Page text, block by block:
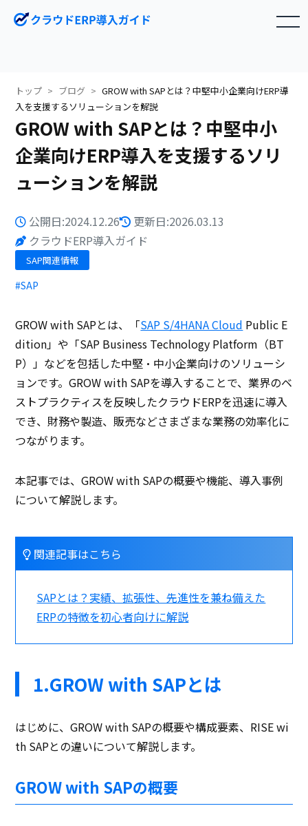
toggle navigation
トップ ブログ
GROW with SAPとは？中堅中小企業向けERP導
入を支援するソリューションを解説
GROW with SAPとは？中堅中小
企業向けERP導入を支援するソリ
ューションを解説
SAP関連情報
公開日:2024.12.26
更新日:2026.03.13
クラウドERP導入ガイド
#SAP
GROW with SAPとは、「SAP S/4HANA Cloud Public E
dition」や「SAP Business Technology Platform（BT
P）」などを包括した中堅・中小企業向けのソリューシ
ョンです。GROW with SAPを導入することで、業界のベ
ストプラクティスを反映したクラウドERPを迅速に導入
でき、財務や製造、販売などさまざまな業務の効率化に
つながります。
本記事では、GROW with SAPの概要や機能、導入事例
について解説します。
関連記事はこちら
SAPとは？実績、拡張性、先進性を兼ね備えた
ERPの特徴を初心者向けに解説
1.GROW with SAPとは
はじめに、GROW with SAPの概要や構成要素、RISE wi
th SAPとの違いについて解説します。
GROW with SAPの概要